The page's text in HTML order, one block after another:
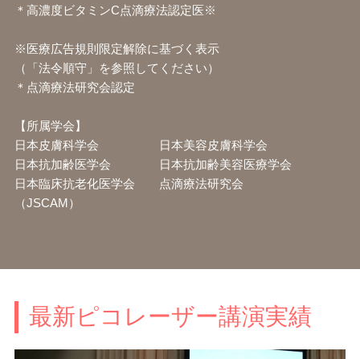
＊高濃度ビタミンC点滴療法認定医※
※医療広告規則限定解除に基づく表示
（「法令順守」を参照してください）
＊点滴療法研究会認定
【所属学会】
日本皮膚科学会 日本美容皮膚科学会
日本抗加齢医学会 日本抗加齢美容医療学会
日本臨床抗老化医学会 点滴療法研究会
（JSCAM）
最新ピコレーザー講演実績